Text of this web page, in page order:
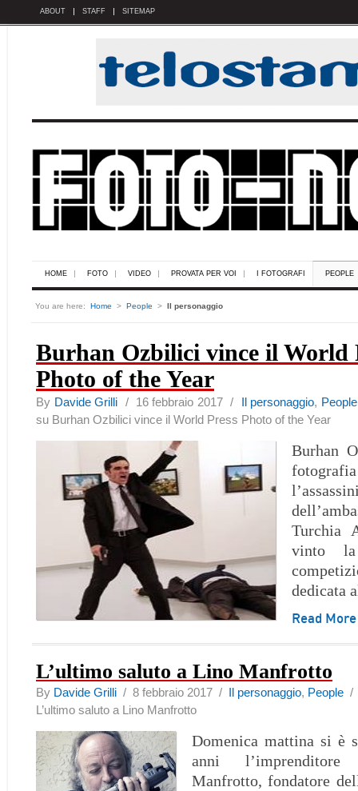
ABOUT STAFF SITEMAP
HOME FOTO VIDEO PROVATA PER VOI I FOTOGRAFI PEOPLE
You are here: Home > People > Il personaggio
Burhan Ozbilici vince il World
Photo of the Year
By Davide Grilli / 16 febbraio 2017 / Il personaggio, People
su Burhan Ozbilici vince il World Press Photo of the Year
Burhan
Turchia
vinto la
dedicata
Read
L’ultimo saluto a Lino Manfrotto
By Davide Grilli / 8 febbraio 2017 / Il personaggio, People
L’ultimo saluto a Lino Manfrotto
Domenica mattina si è
anni
Manfrotto, fondatore